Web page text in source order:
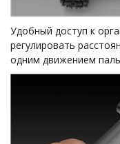
Удобный доступ к
регулировать
одним движением